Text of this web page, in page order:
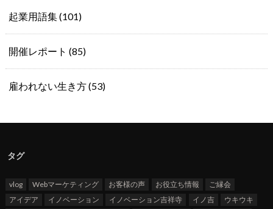
起業用語集(101)
開催レポート (85)
雇われない生き方(53)
タグ
vlog Webマーケティング お客様の声 お役立ち情報
ご縁会
アイデア
イノベーション イノベーション吉祥寺 イノ吉
ウキウキ